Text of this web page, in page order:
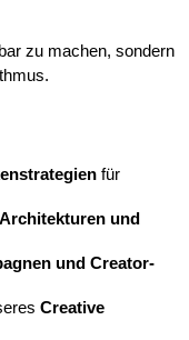
zu machen, sondern
für
und
und Creator-
Creative